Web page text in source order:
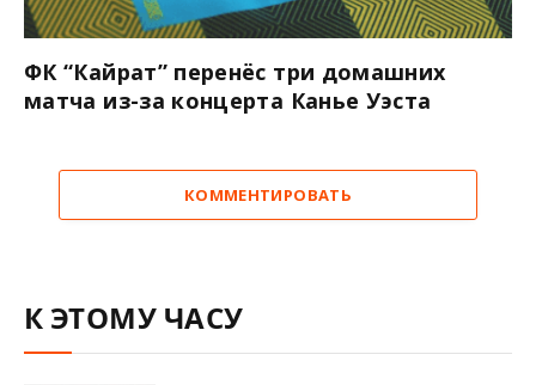
ФК “Кайрат” перенёс три домашних
матча из-за концерта Канье Уэста
КОММЕНТИРОВАТЬ
К ЭТОМУ ЧАСУ